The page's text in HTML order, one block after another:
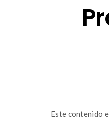
Este contenido